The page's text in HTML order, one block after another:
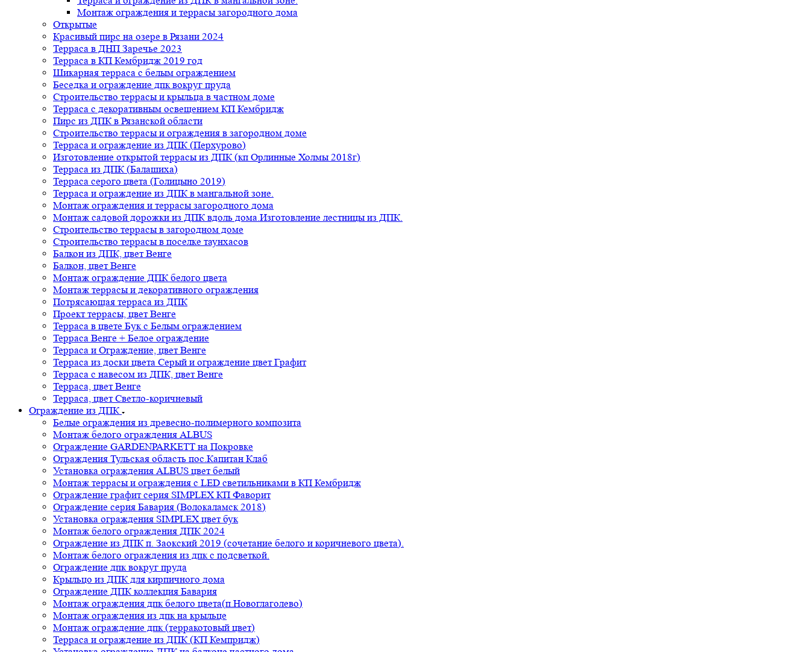
Монтаж ограждения и террасы загородного дома
Открытые
Красивый пирс на озере в Рязани 2024
Терраса в ДНП Заречье 2023
Терраса в КП Кембридж 2019 год
Шикарная терраса с белым ограждением
Беседка и ограждение дпк вокруг пруда
Строительство террасы и крыльца в частном доме
Терраса с декоративным освещением КП Кембридж
Пирс из ДПК в Рязанской области
Строительство террасы и ограждения в загородном доме
Терраса и ограждение из ДПК (Перхурово)
Изготовление открытой террасы из ДПК (кп Орлинные Холмы 2018г)
Терраса из ДПК (Балашиха)
Терраса серого цвета (Голицыно 2019)
Терраса и ограждение из ДПК в мангальной зоне.
Монтаж ограждения и террасы загородного дома
Монтаж садовой дорожки из ДПК вдоль дома.Изготовление лестницы из ДПК.
Строительство террасы в загородном доме
Строительство террасы в поселке таунхасов
Балкон из ДПК, цвет Венге
Балкон, цвет Венге
Монтаж ограждение ДПК белого цвета
Монтаж террасы и декоративного ограждения
Потрясающая терраса из ДПК
Проект террасы, цвет Венге
Терраса в цвете Бук с Белым ограждением
Терраса Венге + Белое ограждение
Терраса и Ограждение, цвет Венге
Терраса из доски цвета Серый и ограждение цвет Графит
Терраса с навесом из ДПК, цвет Венге
Терраса, цвет Венге
Терраса, цвет Светло-коричневый
Ограждение из ДПК
Белые ограждения из древесно-полимерного композита
Монтаж белого ограждения ALBUS
Ограждение GARDENPARKETT на Покровке
Ограждения Тульская область пос.Капитан Клаб
Установка ограждения ALBUS цвет белый
Монтаж террасы и ограждения с LED светильниками в КП Кембридж
Ограждение графит серия SIMPLEX КП Фаворит
Ограждение серия Бавария (Волокаламск 2018)
Установка ограждения SIMPLEX цвет бук
Монтаж белого ограждения ДПК 2024
Ограждение из ДПК п. Заокский 2019 (сочетание белого и коричневого цвета).
Монтаж белого ограждения из дпк с подсветкой.
Ограждение дпк вокруг пруда
Крыльцо из ДПК для кирпичного дома
Ограждение ДПК коллекция Бавария
Монтаж ограждения дпк белого цвета(п.Новоглаголево)
Монтаж ограждения из дпк на крыльце
Монтаж ограждение дпк (терракотовый цвет)
Терраса и ограждение из ДПК (КП Кемпридж)